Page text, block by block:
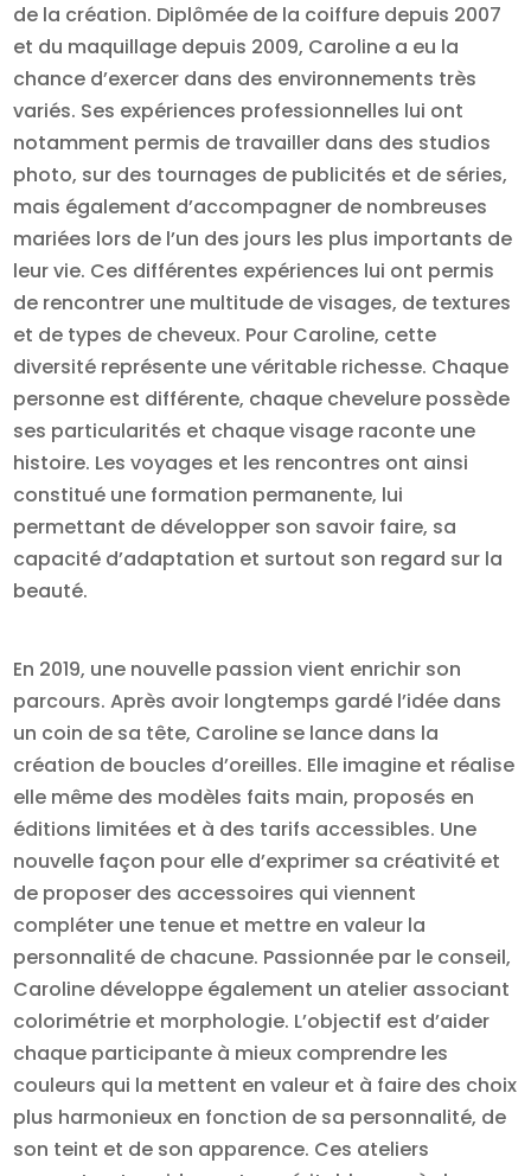
de la création. Diplômée de la coiffure depuis 2007
et du maquillage depuis 2009, Caroline a eu la
chance d’exercer dans des environnements très
variés. Ses expériences professionnelles lui ont
notamment permis de travailler dans des studios
photo, sur des tournages de publicités et de séries,
mais également d’accompagner de nombreuses
mariées lors de l’un des jours les plus importants de
leur vie. Ces différentes expériences lui ont permis
de rencontrer une multitude de visages, de textures
et de types de cheveux. Pour Caroline, cette
diversité représente une véritable richesse. Chaque
personne est différente, chaque chevelure possède
ses particularités et chaque visage raconte une
histoire. Les voyages et les rencontres ont ainsi
constitué une formation permanente, lui
permettant de développer son savoir faire, sa
capacité d’adaptation et surtout son regard sur la
beauté.
En 2019, une nouvelle passion vient enrichir son
parcours. Après avoir longtemps gardé l’idée dans
un coin de sa tête, Caroline se lance dans la
création de boucles d’oreilles. Elle imagine et réalise
elle même des modèles faits main, proposés en
éditions limitées et à des tarifs accessibles. Une
nouvelle façon pour elle d’exprimer sa créativité et
de proposer des accessoires qui viennent
compléter une tenue et mettre en valeur la
personnalité de chacune. Passionnée par le conseil,
Caroline développe également un atelier associant
colorimétrie et morphologie. L’objectif est d’aider
chaque participante à mieux comprendre les
couleurs qui la mettent en valeur et à faire des choix
plus harmonieux en fonction de sa personnalité, de
son teint et de son apparence. Ces ateliers